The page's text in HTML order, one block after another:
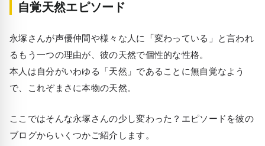
自覚天然エピソード
永塚さんが声優仲間や様々な人に「変わっている」と言われ
るもう一つの理由が、彼の天然で個性的な性格。
本人は自分がいわゆる「天然」であることに無自覚なよう
で、これぞまさに本物の天然。
ここではそんな永塚さんの少し変わった？エピソードを彼の
ブログからいくつかご紹介します。